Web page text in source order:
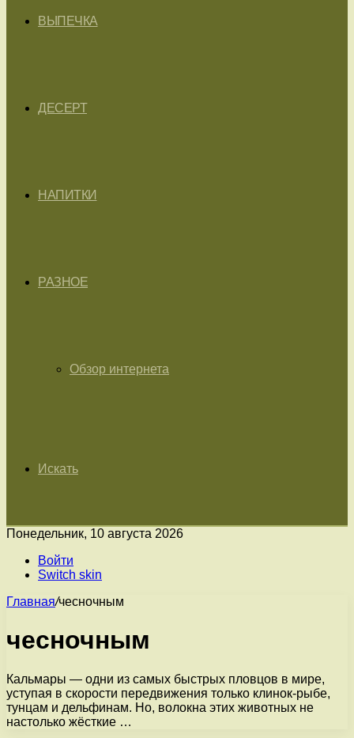
ВЫПЕЧКА
ДЕСЕРТ
НАПИТКИ
РАЗНОЕ
Обзор интернета
Искать
Понедельник, 10 августа 2026
Войти
Switch skin
Главная/чесночным
чесночным
Кальмары — одни из самых быстрых пловцов в мире,
уступая в скорости передвижения только клинок-рыбе,
тунцам и дельфинам. Но, волокна этих животных не
настолько жёсткие …